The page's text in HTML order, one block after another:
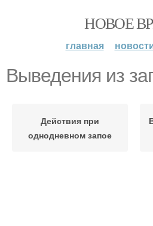
НОВОЕ
главная
Выведения из
Действия при
однодневном запое